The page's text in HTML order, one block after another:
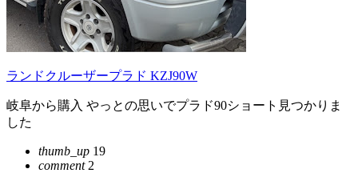
ランドクルーザープラド KZJ90W
岐阜から購入 やっとの思いでプラド90ショート見つかりま
した
thumb_up 19
comment2